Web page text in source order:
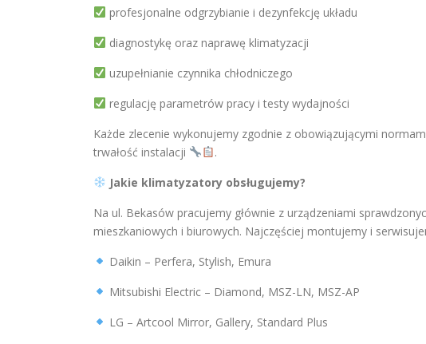
profesjonalne odgrzybianie i dezynfekcję układu
diagnostykę oraz naprawę klimatyzacji
uzupełnianie czynnika chłodniczego
regulację parametrów pracy i testy wydajności
Każde zlecenie wykonujemy zgodnie z obowiązującymi
trwałość instalacji
.
Jakie klimatyzatory obsługujemy?
Na ul. Bekasów pracujemy głównie z urządzeniami
mieszkaniowych i biurowych. Najczęściej montujemy i
Daikin – Perfera, Stylish, Emura
Mitsubishi Electric – Diamond, MSZ-LN, MSZ-AP
LG – Artcool Mirror, Gallery, Standard Plus